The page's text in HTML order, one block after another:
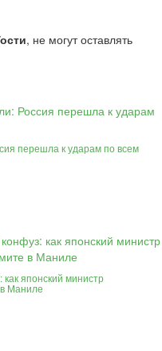
, не могут оставлять
перешла к ударам по всем
японский министр
Маниле